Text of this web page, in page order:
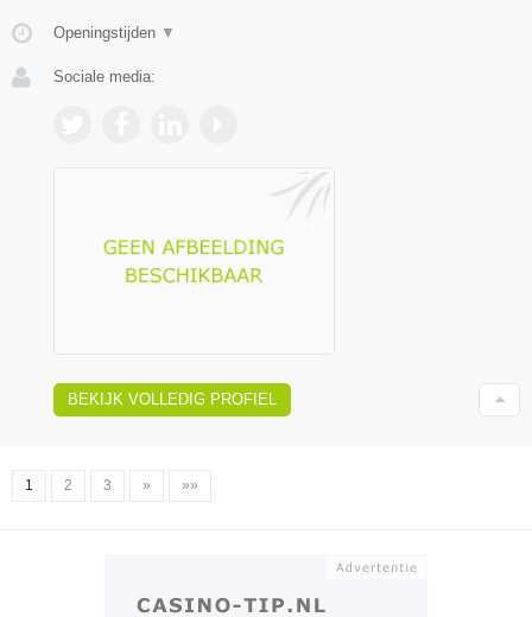
Openingstijden ▼
Sociale media:
BEKIJK VOLLEDIG PROFIEL
1 2 3 » »»